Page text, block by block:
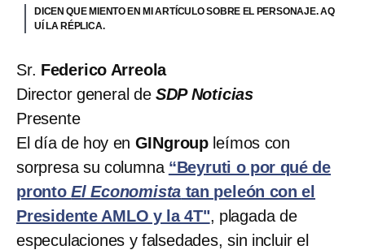
DICEN QUE MIENTO EN MI ARTÍCULO SOBRE EL PERSONAJE. AQ
UÍ LA RÉPLICA.
Sr. Federico Arreola
Director general de SDP Noticias
Presente
El día de hoy en GINgroup leímos con
sorpresa su columna “Beyruti o por qué de
prontoEl Economista tan peleón con el
Presidente AMLO y la 4T", plagada de
especulaciones y falsedades, sin incluir el